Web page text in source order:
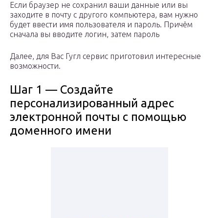
Если браузер не сохранил ваши данные или вы
заходите в почту с другого компьютера, вам нужно
будет ввести имя пользователя и пароль. Причём
сначала вы вводите логин, затем пароль
Далее, для Вас Гугл сервис приготовил интересные
возможности.
Шаг 1 — Создайте
персонализированный адрес
электронной почты с помощью
доменного имени